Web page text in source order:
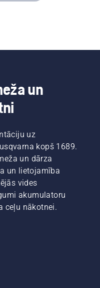
un
uz
kopš 1689.
un dārza
un lietojamība
vides
akumulatoru
ceļu nākotnei.